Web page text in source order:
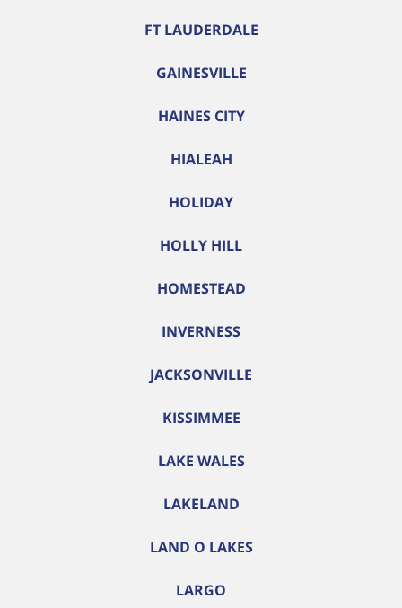
FT LAUDERDALE
GAINESVILLE
HAINES CITY
HIALEAH
HOLIDAY
HOLLY HILL
HOMESTEAD
INVERNESS
JACKSONVILLE
KISSIMMEE
LAKE WALES
LAKELAND
LAND O LAKES
LARGO